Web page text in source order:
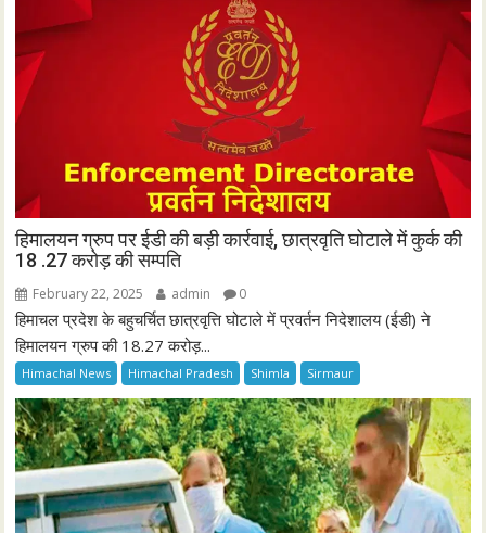
हिमालयन ग्रुप पर ईडी की बड़ी कार्रवाई, छात्रवृति घोटाले में कुर्क की
18 .27 करोड़ की सम्पति
February 22, 2025 admin 0
हिमाचल प्रदेश के बहुचर्चित छात्रवृत्ति घोटाले में प्रवर्तन निदेशालय (ईडी) ने
हिमालयन ग्रुप की 18.27 करोड़...
Himachal News Himachal Pradesh Shimla Sirmaur